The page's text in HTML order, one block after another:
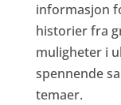
informasjon
historier fra
muligheter i
spennende
temaer.